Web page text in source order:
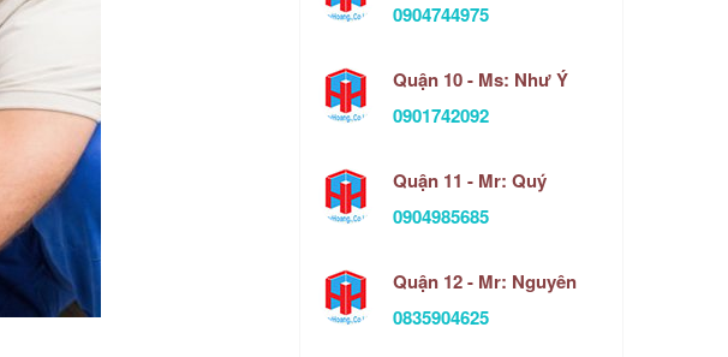
0904744975
Quận 10 - Ms: Như Ý
0901742092
Quận 11 - Mr: Quý
0904985685
Quận 12 - Mr: Nguyên
0835904625